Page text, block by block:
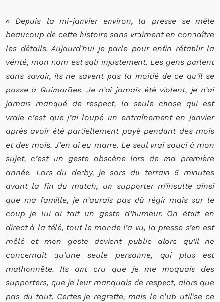
« Depuis la mi-janvier environ, la presse se mêle
beaucoup de cette histoire sans vraiment en connaître
les détails. Aujourd’hui je parle pour enfin rétablir la
vérité, mon nom est sali injustement. Les gens parlent
sans savoir, ils ne savent pas la moitié de ce qu’il se
passe à Guimarães. Je n’ai jamais été violent, je n’ai
jamais manqué de respect, la seule chose qui est
vraie c’est que j’ai loupé un entraînement en janvier
après avoir été partiellement payé pendant des mois
et des mois. J’en ai eu marre. Le seul vrai souci à mon
sujet, c’est un geste obscène lors de ma première
année. Lors du derby, je sors du terrain 5 minutes
avant la fin du match, un supporter m’insulte ainsi
que ma famille, je n’aurais pas dû régir mais sur le
coup je lui ai fait un geste d’humeur. On était en
direct à la télé, tout le monde l’a vu, la presse s’en est
mêlé et mon geste devient public alors qu’il ne
concernait qu’une seule personne, qui plus est
malhonnête. Ils ont cru que je me moquais des
supporters, que je leur manquais de respect, alors que
pas du tout. Certes je regrette, mais le club utilise ce